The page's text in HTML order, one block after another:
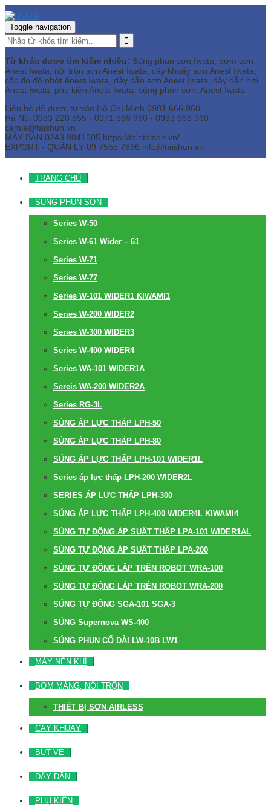
Toggle navigation
Từ khóa được tìm kiếm nhiều: Súng phun sơn Iwata, bơm sơn
Anest Iwata, nồi trộn sơn Anest Iwata, cây khuấy sơn Anest Iwata,
cốc đo độ nhớt Anest Iwata, dây dẫn sơn Anest Iwata, dây dẫn hơi
Anest Iwata, phụ kiện Anest Iwata, súng phun sơn, Anest Iwata
Liên hệ để được tư vấn Hồ Chí Minh 0981 666 960
Hà Nội 0983 220 555 - 0971 666 960 - 0933 666 960
camle@taishun.vn
MÁY BÀN 0243 9841505 https://thietbison.vn/
EXPORT - QUẢN LÝ 09 7555 7666 info@taishun.vn
TRANG CHỦ
SÚNG PHUN SƠN
Series W-50
Series W-61 Wider – 61
Series W-71
Series W-77
Series W-101 WIDER1 KIWAMI1
Series W-200 WIDER2
Series W-300 WIDER3
Series W-400 WIDER4
Series WA-101 WIDER1A
Sereis WA-200 WIDER2A
Series RG-3L
SÚNG ÁP LỰC THẤP LPH-50
SÚNG ÁP LỰC THẤP LPH-80
SÚNG ÁP LỰC THẤP LPH-101 WIDER1L
Series áp lực thấp LPH-200 WIDER2L
SERIES ÁP LỰC THẤP LPH-300
SÚNG ÁP LỰC THẤP LPH-400 WIDER4L KIWAMI4
SÚNG TỰ ĐỘNG ÁP SUẤT THẤP LPA-101 WIDER1AL
SÚNG TỰ ĐỘNG ÁP SUẤT THẤP LPA-200
SÚNG TỰ ĐỘNG LẮP TRÊN ROBOT WRA-100
SÚNG TỰ ĐỘNG LẮP TRÊN ROBOT WRA-200
SÚNG TỰ ĐỘNG SGA-101 SGA-3
SÚNG Supernova WS-400
SÚNG PHUN CỔ DÀI LW-10B LW1
MÁY NÉN KHÍ
BƠM MÀNG, NỒI TRỘN
THIẾT BỊ SƠN AIRLESS
CÂY KHUẤY
BÚT VẼ
DÂY DẪN
PHỤ KIỆN